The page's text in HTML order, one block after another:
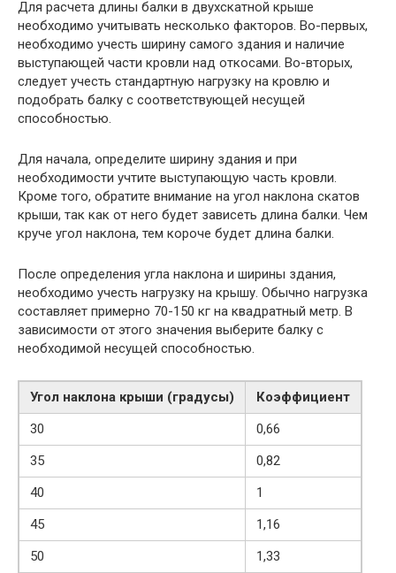
Для расчета длины балки в двухскатной крыше
необходимо учитывать несколько факторов. Во-первых,
необходимо учесть ширину самого здания и наличие
выступающей части кровли над откосами. Во-вторых,
следует учесть стандартную нагрузку на кровлю и
подобрать балку с соответствующей несущей
способностью.
Для начала, определите ширину здания и при
необходимости учтите выступающую часть кровли.
Кроме того, обратите внимание на угол наклона скатов
крыши, так как от него будет зависеть длина балки. Чем
круче угол наклона, тем короче будет длина балки.
После определения угла наклона и ширины здания,
необходимо учесть нагрузку на крышу. Обычно нагрузка
составляет примерно 70-150 кг на квадратный метр. В
зависимости от этого значения выберите балку с
необходимой несущей способностью.
Угол наклона крыши (градусы)
Коэффициент
30
0,66
35
0,82
40
1
45
1,16
50
1,33